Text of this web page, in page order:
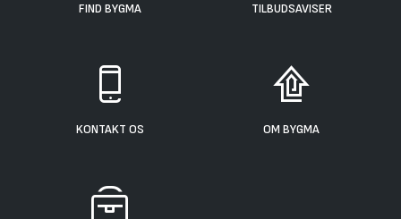
FIND BYGMA TILBUDSAVISER
KONTAKT OS OM BYGMA